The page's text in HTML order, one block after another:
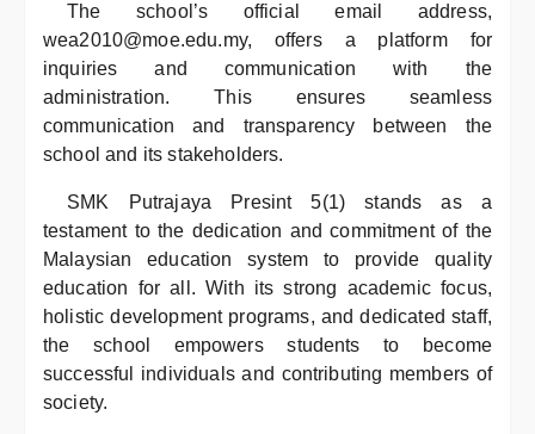
The school’s official email address,
wea2010@moe.edu.my, offers a platform for
inquiries and communication with the
administration. This ensures seamless
communication and transparency between the
school and its stakeholders.
SMK Putrajaya Presint 5(1) stands as a
testament to the dedication and commitment of the
Malaysian education system to provide quality
education for all. With its strong academic focus,
holistic development programs, and dedicated staff,
the school empowers students to become
successful individuals and contributing members of
society.